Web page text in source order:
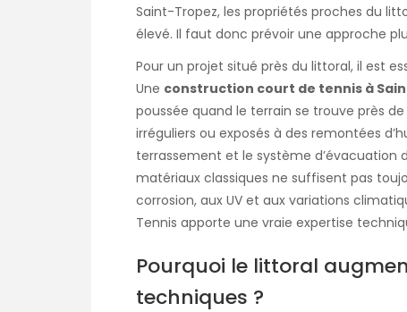
Saint-Tropez, les propriétés proches du
élevé. Il faut donc prévoir une approche
Pour un projet situé près du littoral, il est
Une construction court de tennis à
poussée quand le terrain se trouve près
irréguliers ou exposés à des remontées
terrassement et le système d’évacuation
matériaux classiques ne suffisent pas
corrosion, aux UV et aux variations
Tennis apporte une vraie expertise
Pourquoi le littoral
techniques ?